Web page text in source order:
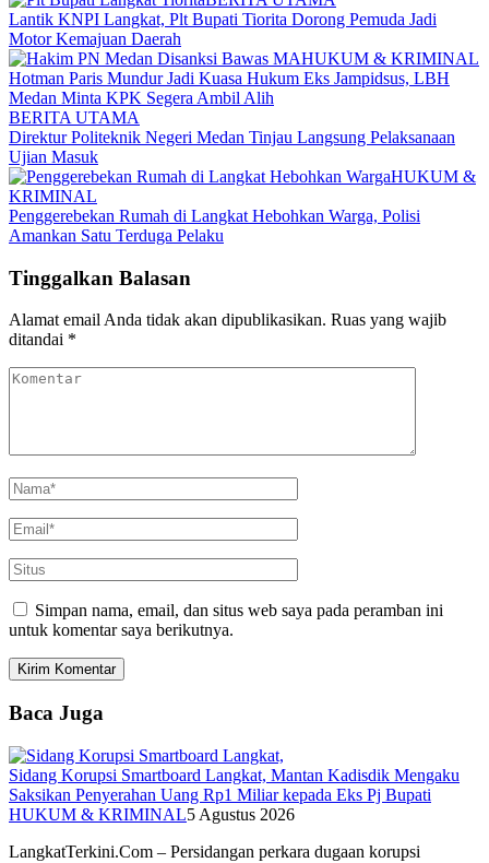
Lantik KNPI Langkat, Plt Bupati Tiorita Dorong Pemuda Jadi
Motor Kemajuan Daerah
HUKUM & KRIMINAL
Hotman Paris Mundur Jadi Kuasa Hukum Eks Jampidsus, LBH
Medan Minta KPK Segera Ambil Alih
BERITA UTAMA
Direktur Politeknik Negeri Medan Tinjau Langsung Pelaksanaan
Ujian Masuk
HUKUM &
KRIMINAL
Penggerebekan Rumah di Langkat Hebohkan Warga, Polisi
Amankan Satu Terduga Pelaku
Tinggalkan Balasan
Alamat email Anda tidak akan dipublikasikan. Ruas yang wajib
ditandai *
Simpan nama, email, dan situs web saya pada peramban ini
untuk komentar saya berikutnya.
Baca Juga
Sidang Korupsi Smartboard Langkat, Mantan Kadisdik Mengaku
Saksikan Penyerahan Uang Rp1 Miliar kepada Eks Pj Bupati
HUKUM & KRIMINAL5 Agustus 2026
LangkatTerkini.Com – Persidangan perkara dugaan korupsi